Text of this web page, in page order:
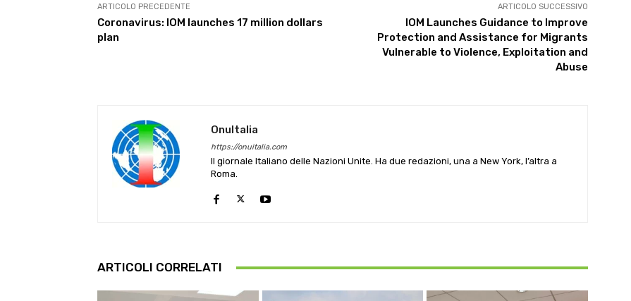
ARTICOLO PRECEDENTE
Coronavirus: IOM launches 17 million dollars
plan
ARTICOLO SUCCESSIVO
IOM Launches Guidance to Improve
Protection and Assistance for Migrants
Vulnerable to Violence, Exploitation and
Abuse
OnuItalia
https://onuitalia.com
Il giornale Italiano delle Nazioni Unite. Ha due redazioni, una a New York, l’altra a
Roma.
ARTICOLI CORRELATI